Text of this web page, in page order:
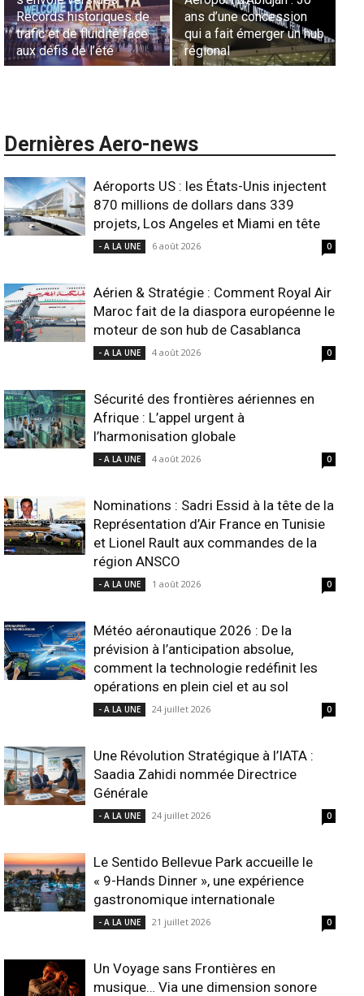
Records historiques de
trafic et de fluidité face
aux défis de l’été
ans d’une concession
qui a fait émerger un hub
régional
Dernières Aero-news
Aéroports US : les États-Unis injectent
870 millions de dollars dans 339
projets, Los Angeles et Miami en tête
- A LA UNE 6 août 2026 0
Aérien & Stratégie : Comment Royal Air
Maroc fait de la diaspora européenne le
moteur de son hub de Casablanca
- A LA UNE 4 août 2026 0
Sécurité des frontières aériennes en
Afrique : L’appel urgent à
l’harmonisation globale
- A LA UNE 4 août 2026 0
Nominations : Sadri Essid à la tête de la
Représentation d’Air France en Tunisie
et Lionel Rault aux commandes de la
région ANSCO
- A LA UNE 1 août 2026 0
Météo aéronautique 2026 : De la
prévision à l’anticipation absolue,
comment la technologie redéfinit les
opérations en plein ciel et au sol
- A LA UNE 24 juillet 2026 0
Une Révolution Stratégique à l’IATA :
Saadia Zahidi nommée Directrice
Générale
- A LA UNE 24 juillet 2026 0
Le Sentido Bellevue Park accueille le
« 9-Hands Dinner », une expérience
gastronomique internationale
- A LA UNE 21 juillet 2026 0
Un Voyage sans Frontières en
musique… Via une dimension sonore